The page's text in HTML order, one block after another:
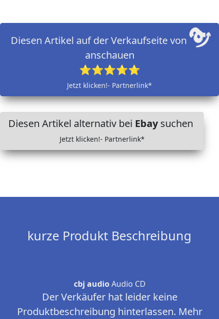
Diesen Artikel auf der Verkaufseite von
anschauen
⭐⭐⭐⭐⭐
Jetzt klicken!- Partnerlink*
Diesen Artikel alternativ bei Ebaysuchen
Jetzt klicken!- Partnerlink*
kurze Produkt Beschreibung
cbj audioAudio CD
Der Verkäufer hat leider keine
Produktbeschreibung hinterlassen. Mehr